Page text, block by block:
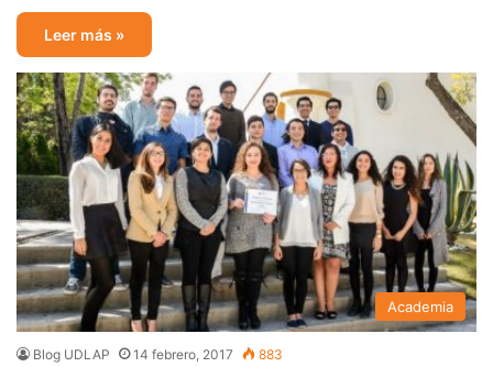
Leer más »
Academia
Blog UDLAP 14 febrero, 2017 883